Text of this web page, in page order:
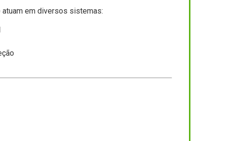
em diversos sistemas: